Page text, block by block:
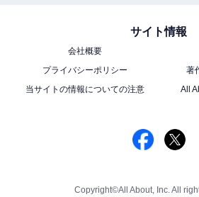
サイト情報
会社概要
プライバシーポリシー
著
当サイトの情報についての注意
All
Copyright©All About, Inc. All